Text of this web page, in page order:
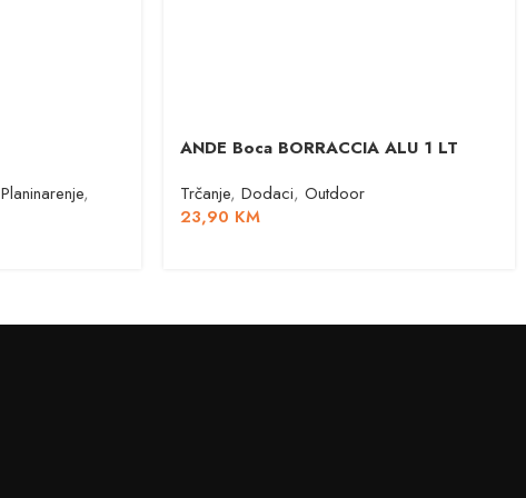
Planinarenje,
ANDE Boca BORRACCIA ALU 1 LT
Trčanje, Dodaci, Outdoor
23,90 KM